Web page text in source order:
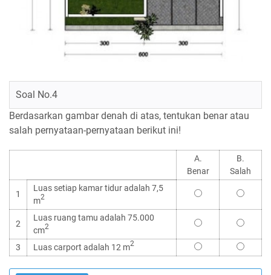
Soal No.4
Berdasarkan gambar denah di atas, tentukan benar atau
salah pernyataan-pernyataan berikut ini!
A.
Benar
B.
Salah
1
Luas setiap kamar tidur adalah 7,5
m2
2
Luas ruang tamu adalah 75.000
cm2
3 Luas carport adalah 12 m2